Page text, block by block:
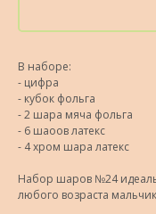
В наборе:
- цифра
- кубок фольга
- 2 шара мяча фольга
- 6 шаоов латекс
- 4 хром шара латекс
Набор шаров №24
любого возраста